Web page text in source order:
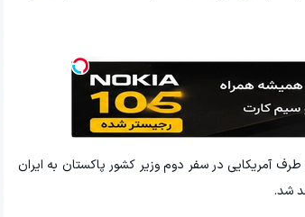
آمریکایی در سفر دوم وزیر کشور پاکستان به ایران
شد.